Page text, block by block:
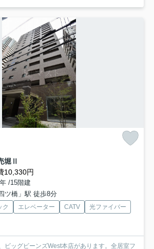
堀Ⅱ
10,330円
/15階建
ツ橋」駅 徒歩8分
ク エレベーター CATV
光ファイバー
ビッグビーンズWest本店があります。全居室フ